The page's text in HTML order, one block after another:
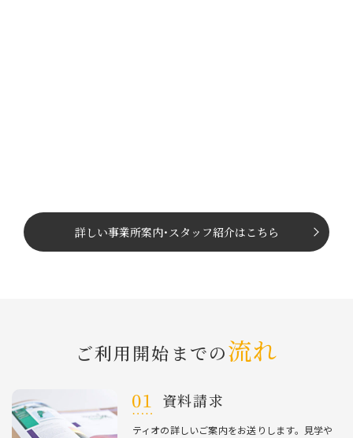
詳しい事業所案内･スタッフ紹介はこちら
ご利⽤開始までの流れ
資料請求
ティオの詳しいご案内をお送りします。⾒学や